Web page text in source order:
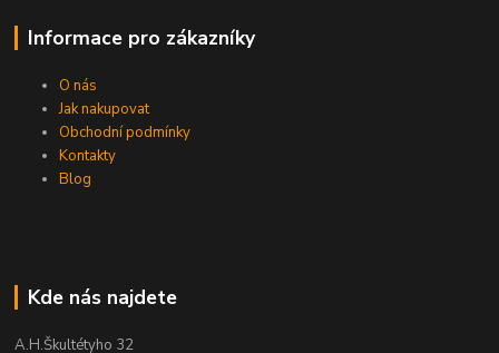
Informace pro zákazníky
O nás
Jak nakupovat
Obchodní podmínky
Kontakty
Blog
Kde nás najdete
A.H.Škultétyho 32